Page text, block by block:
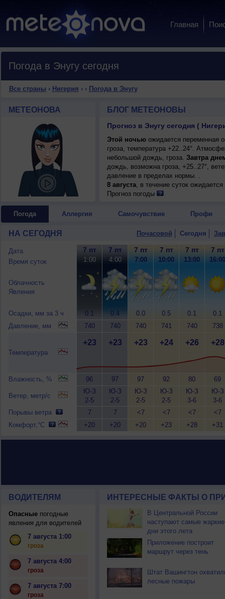
Главная
Погода в Энугу сегодня
Все страны › Нигерия › › Погода в Энугу
МЕТЕОНОВА БЛОГ МЕТЕОНОВЫ
Прогноз в Энугу сегодня (
Этой ночьюожидается переменная
гроза, температура +22..24°.
небольшой дождь, гроза. Завтра
дождь, возможна гроза, +25..27°,
давление в пределах нормы. .
8 августа, в течение суток
возможна гроза; ночью +22..24°,
Прогноз погоды
Погода Аллергия Самочувствие Профи
НА СЕГОДНЯ Почасовой Сегодня
Дата
Время суток
Облачность
Явления
Осадки, мм за 3 ч
Давление, мм
Температура
Влажность, %
Ветер, метр/с
Порывы ветра
Комфорт,°C
7 пт
1:00
0.1
740
+23
96
Ю-З
2-5
7
+20
7 пт
4:00
0.4
740
+23
97
Ю-З
2-5
7
+20
7 пт
7:00
0.0
740
+23
97
Ю-З
2-5
<7
+20
7 пт
10:00
0.5
741
+24
92
Ю-З
2-5
<7
+23
7 пт
13:00
0.1
740
+26
80
Ю-З
3-6
<7
+28
7 пт
16:00
0.1
738
+28
69
Ю-З
3-6
<7
+31
ВОДИТЕЛЯМ
Опасныепогодные
явления для водителей
7 августа 1:00
гроза
7 августа 4:00
гроза
7 августа 7:00
гроза
ИНТЕРЕСНЫЕ ФАКТЫ О
В Центральной России
наступают самые жаркие
дни этого лета
Приложение построит
маршрут через тень
Штат Вашингтон
лесные пожары